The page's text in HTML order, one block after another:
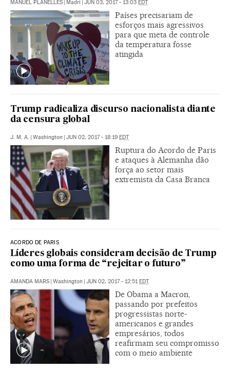
MANUEL PLANELLES | Madri | JUN 03, 2017 - 13:03 EDT
Países precisariam de
esforços mais agressivos
para que meta de controle
da temperatura fosse
atingida
Trump radicaliza discurso nacionalista diante
da censura global
J. M. A. | Washington | JUN 02, 2017 - 18:19 EDT
Ruptura do Acordo de Paris
e ataques à Alemanha dão
força ao setor mais
extremista da Casa Branca
ACORDO DE PARIS
Líderes globais consideram decisão de Trump
como uma forma de “rejeitar o futuro”
AMANDA MARS | Washington | JUN 02, 2017 - 12:51EDT
De Obama a Macron,
passando por prefeitos
progressistas norte-
americanos e grandes
empresários, todos
reafirmam seu compromisso
com o meio ambiente